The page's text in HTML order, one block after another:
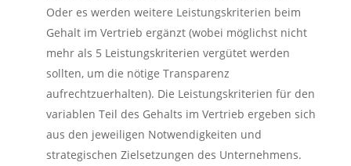
Oder es werden weitere Leistungskriterien beim
Gehalt im Vertrieb ergänzt (wobei möglichst nicht
mehr als 5 Leistungskriterien vergütet werden
sollten, um die nötige Transparenz
aufrechtzuerhalten). Die Leistungskriterien für den
variablen Teil des Gehalts im Vertrieb ergeben sich
aus den jeweiligen Notwendigkeiten und
strategischen Zielsetzungen des Unternehmens.